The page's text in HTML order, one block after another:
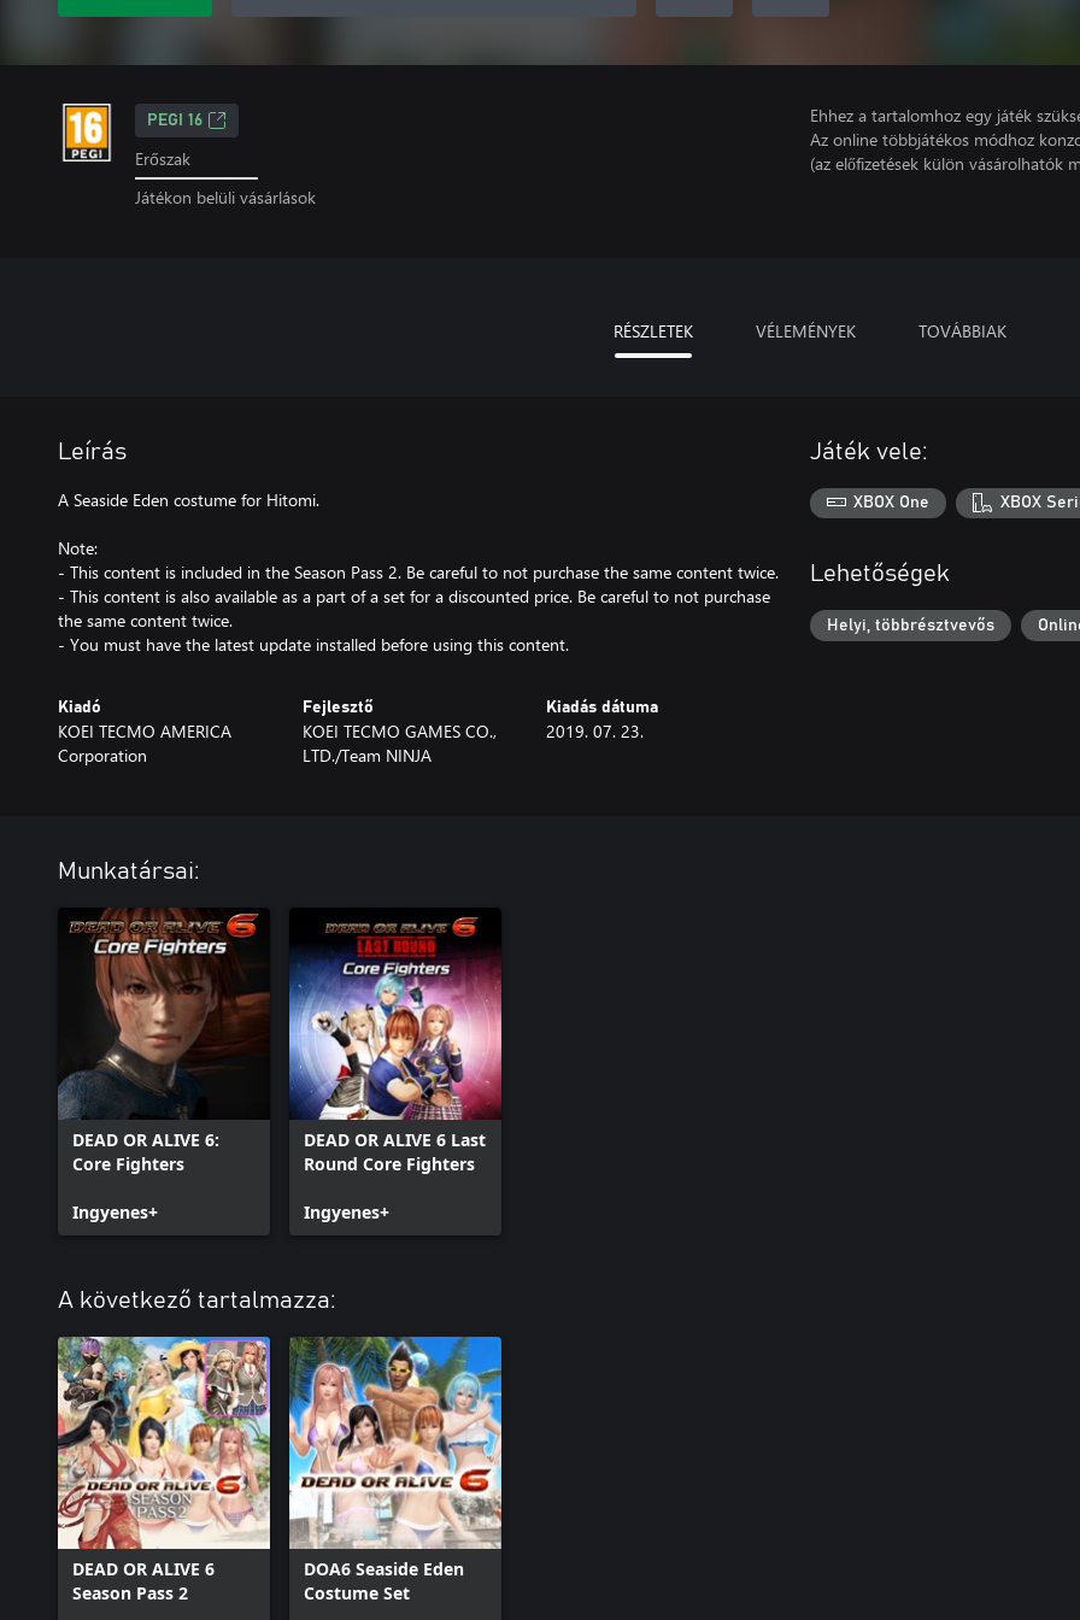
PEGI 16
Erőszak
Játékon belüli vásárlások
Ehhez a tartalomhoz egy játék
Az online többjátékos módhoz
(az előfizetések külön vásárolhatók
RÉSZLETEK VÉLEMÉNYEK TOVÁBBIAK
Leírás
A Seaside Eden costume for Hitomi.
Note:
- This content is included in the Season Pass 2. Be careful to not purchase the same content twice.
- This content is also available as a part of a set for a discounted price. Be careful to not purchase
the same content twice.
- You must have the latest update installed before using this content.
Kiadó
KOEI TECMO AMERICA
Corporation
Fejlesztő
KOEI TECMO GAMES CO.,
LTD./Team NINJA
Kiadás dátuma
2019. 07. 23.
Játék vele:
XBOX One XBOX
Lehetőségek
Helyi, többrésztvevős
Munkatársai:
DEAD OR ALIVE 6:
Core Fighters
Ingyenes+
DEAD OR ALIVE 6 Last
Round Core Fighters
Ingyenes+
A következő tartalmazza:
DEAD OR ALIVE 6
Season Pass 2
DOA6 Seaside Eden
Costume Set